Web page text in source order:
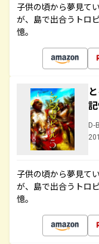
子供の頃から夢見て
が、島で出合うトロ
憶。
D-
子供の頃から夢見て
が、島で出合うトロ
憶。